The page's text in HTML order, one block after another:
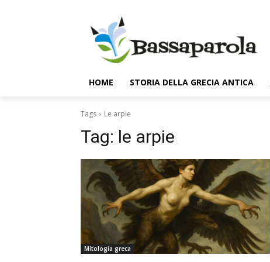
HOME STORIA DELLA GRECIA ANTICA
Tags Le arpie
Tag: le arpie
Mitologia greca